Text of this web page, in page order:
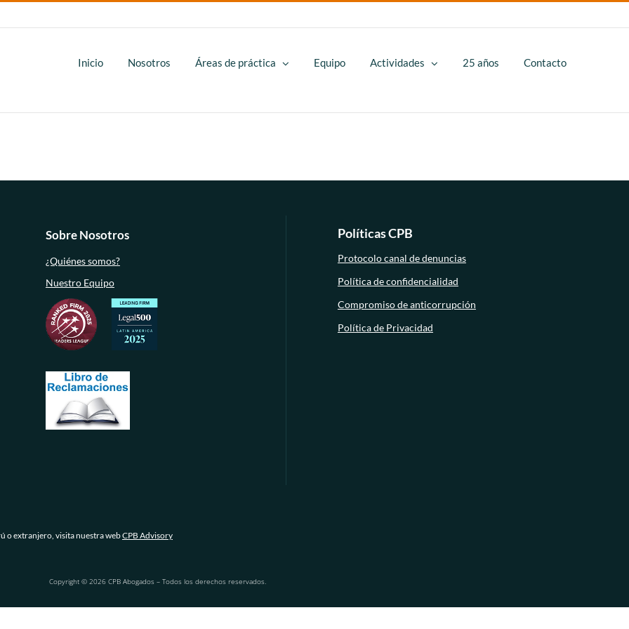
Inicio Nosotros Áreas de práctica Equipo Actividades 25 años Contacto
Sobre Nosotros
¿Quiénes somos?
Nuestro Equipo
Políticas CPB
Protocolo canal de denuncias
Política de confidencialidad
Compromiso de anticorrupción
Política de Privacidad
o extranjero, visita nuestra webCPB Advisory
Copyright © 2026 CPB Abogados – Todos los derechos reservados.